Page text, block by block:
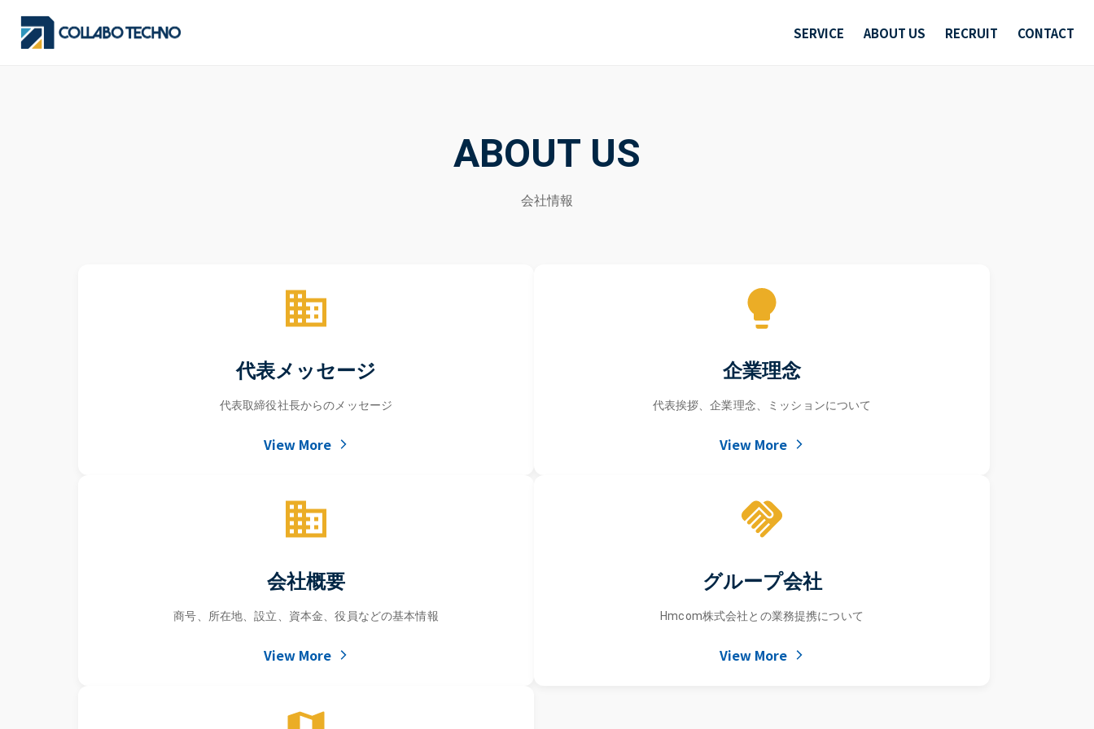
SERVICE ABOUT US RECRUIT CONTACT
ABOUT US
会社情報
代表メッセージ
代表取締役社長からのメッセージ
View More
企業理念
代表挨拶、企業理念、ミッションについて
View More
会社概要
商号、所在地、設立、資本金、役員などの基本情報
View More
グループ会社
Hmcom株式会社との業務提携について
View More